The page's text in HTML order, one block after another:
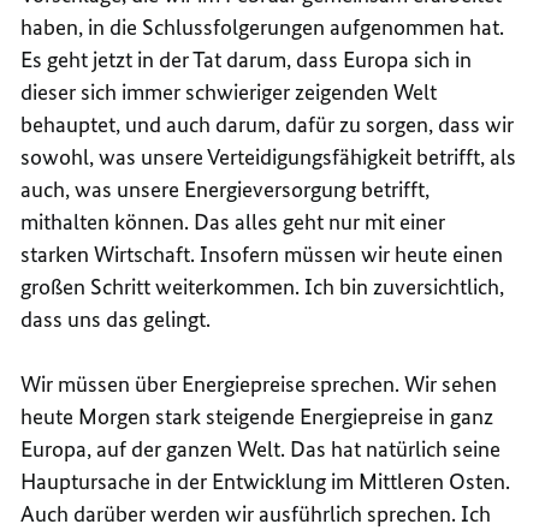
haben, in die Schlussfolgerungen aufgenommen hat.
Es geht jetzt in der Tat darum, dass Europa sich in
dieser sich immer schwieriger zeigenden Welt
behauptet, und auch darum, dafür zu sorgen, dass wir
sowohl, was unsere Verteidigungsfähigkeit betrifft, als
auch, was unsere Energieversorgung betrifft,
mithalten können. Das alles geht nur mit einer
starken Wirtschaft. Insofern müssen wir heute einen
großen Schritt weiterkommen. Ich bin zuversichtlich,
dass uns das gelingt.
Wir müssen über Energiepreise sprechen. Wir sehen
heute Morgen stark steigende Energiepreise in ganz
Europa, auf der ganzen Welt. Das hat natürlich seine
Hauptursache in der Entwicklung im Mittleren Osten.
Auch darüber werden wir ausführlich sprechen. Ich